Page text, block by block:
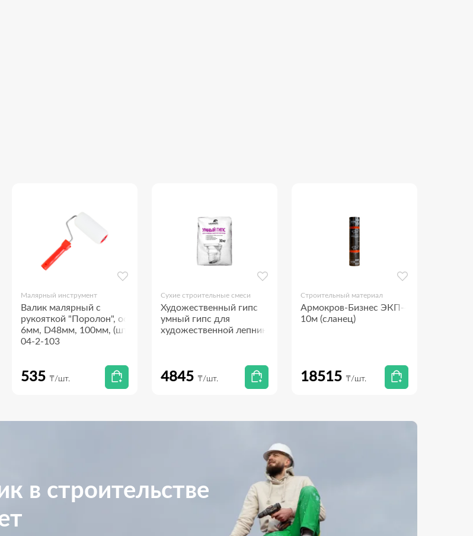
Малярный инструмент
Валик малярный с
рукояткой "Поролон", ось
6мм, D48мм, 100мм, (шт.)
04-2-103
535 ₸/шт.
Сухие строительные смеси
Художественный гипс
умный гипс для
художественной лепнины
4845 ₸/шт.
Строительный материал
Армокров-Бизнес ЭКП-4,5
10м (сланец)
18515 ₸/шт.
в строительстве